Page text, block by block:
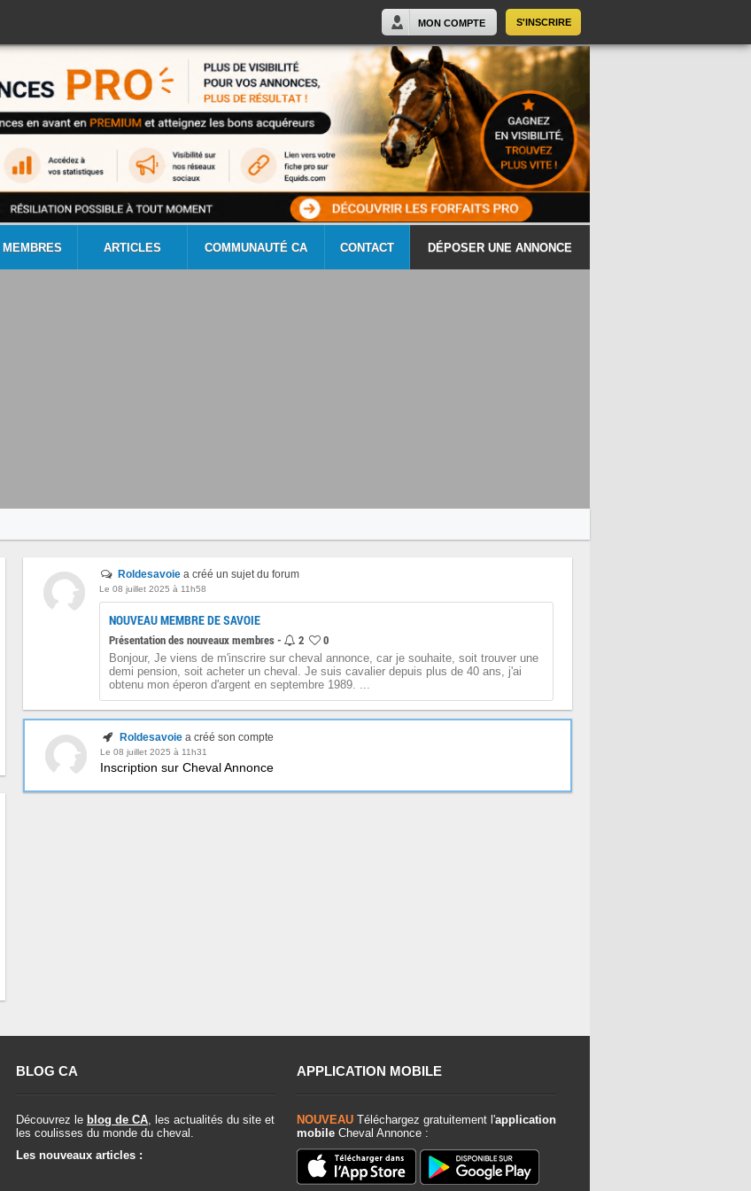
S'INSCRIRE
MON COMPTE
MEMBRES ARTICLES COMMUNAUTÉ CA CONTACT DÉPOSER UNE ANNONCE
Roldesavoie a créé un sujet du forum
Le 08 juillet 2025 à 11h58
NOUVEAU MEMBRE DE SAVOIE
Présentation des nouveaux membres - 2 0
Bonjour, Je viens de m'inscrire sur cheval annonce, car je souhaite, soit trouver une
demi pension, soit acheter un cheval. Je suis cavalier depuis plus de 40 ans, j'ai
obtenu mon éperon d'argent en septembre 1989. ...
Roldesavoiea créé son compte
Le 08 juillet 2025 à 11h31
Inscription sur Cheval Annonce
BLOG CA
Découvrez le blog de CA , les actualités du site et
les coulisses du monde du cheval.
Les nouveaux articles :
APPLICATION MOBILE
NOUVEAU Téléchargez gratuitement l'application
mobile Cheval Annonce :